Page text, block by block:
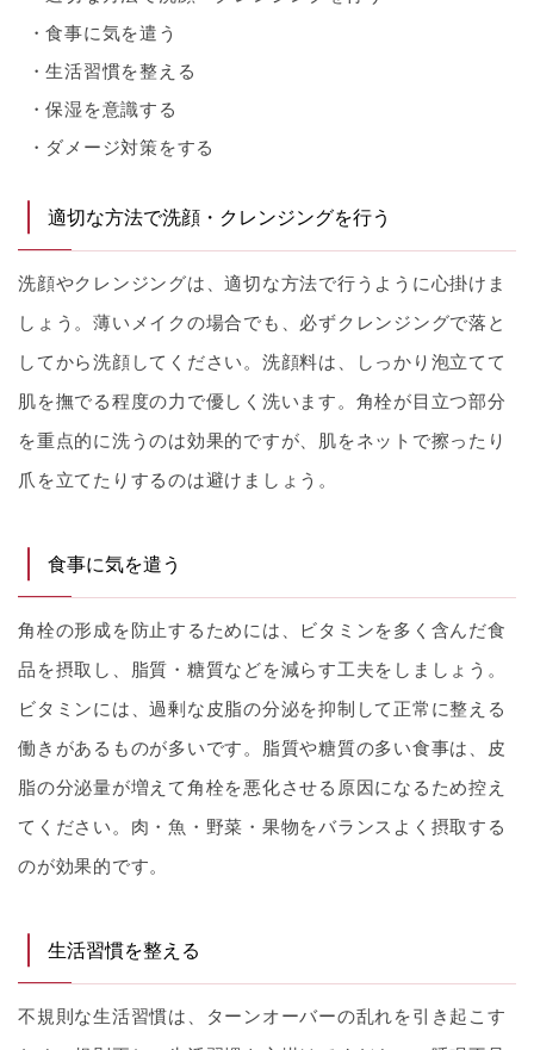
食事に気を遣う
生活習慣を整える
保湿を意識する
ダメージ対策をする
適切な方法で洗顔・クレンジングを行う
洗顔やクレンジングは、適切な方法で行うように心掛けま
しょう。薄いメイクの場合でも、必ずクレンジングで落と
してから洗顔してください。洗顔料は、しっかり泡立てて
肌を撫でる程度の力で優しく洗います。角栓が目立つ部分
を重点的に洗うのは効果的ですが、肌をネットで擦ったり
爪を立てたりするのは避けましょう。
食事に気を遣う
角栓の形成を防止するためには、ビタミンを多く含んだ食
品を摂取し、脂質・糖質などを減らす工夫をしましょう。
ビタミンには、過剰な皮脂の分泌を抑制して正常に整える
働きがあるものが多いです。脂質や糖質の多い食事は、皮
脂の分泌量が増えて角栓を悪化させる原因になるため控え
てください。肉・魚・野菜・果物をバランスよく摂取する
のが効果的です。
生活習慣を整える
不規則な生活習慣は、ターンオーバーの乱れを引き起こす